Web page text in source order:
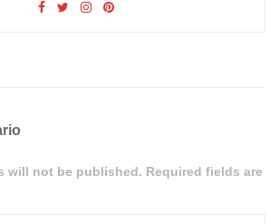
will not be published. Required fields are